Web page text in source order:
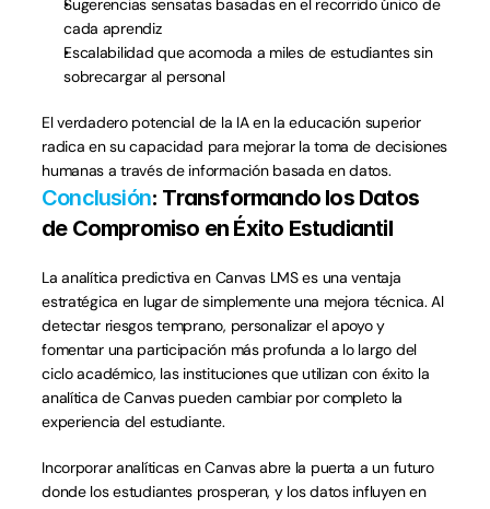
Sugerencias sensatas basadas en el recorrido único de
cada aprendiz
Escalabilidad que acomoda a miles de estudiantes sin
sobrecargar al personal
El verdadero potencial de la IA en la educación superior
radica en su capacidad para mejorar la toma de decisiones
humanas a través de información basada en datos.
Conclusión: Transformando los Datos
de Compromiso en Éxito Estudiantil
La analítica predictiva en Canvas LMS es una ventaja
estratégica en lugar de simplemente una mejora técnica. Al
detectar riesgos temprano, personalizar el apoyo y
fomentar una participación más profunda a lo largo del
ciclo académico, las instituciones que utilizan con éxito la
analítica de Canvas pueden cambiar por completo la
experiencia del estudiante.
Incorporar analíticas en Canvas abre la puerta a un futuro
donde los estudiantes prosperan, y los datos influyen en